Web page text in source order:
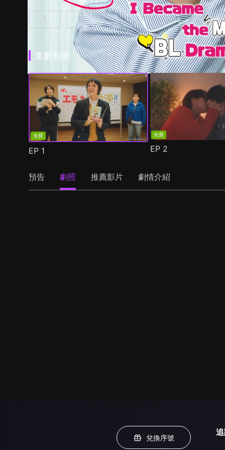
我成為BL劇的主角了 第1集()
1 我成為BL劇的主角了 第2季 第1集()
2
集數列表
免費
EP 1
免費
EP 2
預告 劇照 推薦影片 劇情介紹
兌換序號